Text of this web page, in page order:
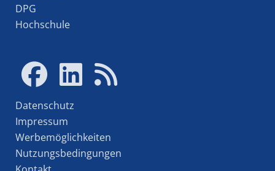
DPG
Hochschule
Datenschutz
Impressum
Werbemöglichkeiten
Nutzungsbedingungen